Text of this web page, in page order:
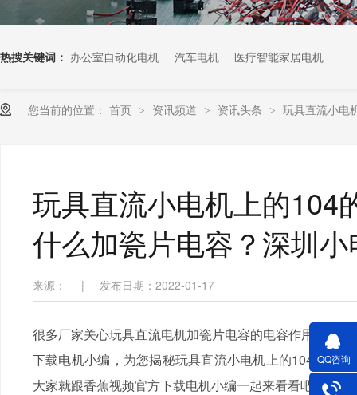
热搜关键词： 办公室自动化电机 汽车电机 医疗智能家居电机
您当前的位置： 首页 > 资讯频道 > 资讯头条 > 玩具直流小电
玩具直流小电机上的104
什么加瓷片电容？深圳
来源： | 发布日期：2022-01-17
很多厂家关心玩具直流电机加瓷片电容的电容作用，但
下载电机小编，为您揭秘玩具直流小电机上的104的小电容有
大家就跟香蕉视频官方下载电机小编一起来看看吧！
QQ咨询